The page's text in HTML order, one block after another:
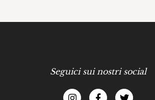
Seguici sui nostri social